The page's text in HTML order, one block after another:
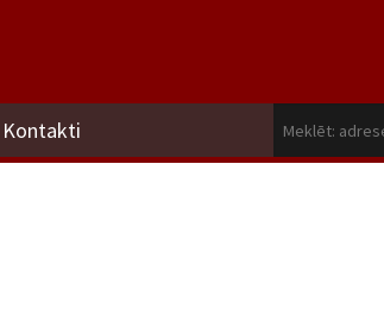
Kontakti